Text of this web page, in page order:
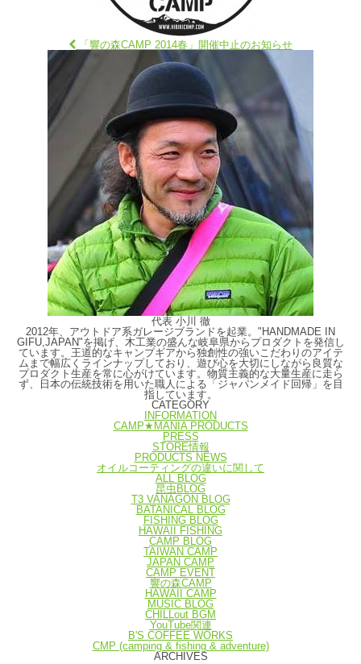
「響の森CAMP 2014春」開催中止のお知らせ
代表 小川 徹
2012年、アウトドア系ガレージブランドを起業。"HANDMADE IN
GIFU,JAPAN"を掲げ、木工業の盛んな岐阜県からプロダクトを発信し
ています。王道的なキャンプギアから独創性の強いこだわりのアイテ
ムまで幅広くラインナップしており、遊び心を大切にしながら良質な
プロダクト生産を常に心がけています。物質主義的な大量生産に走ら
ず、日本の伝統技術を用いた職人による「ジャパンメイド回帰」を目
指しています。
CATEGORY
INFORMATION
CAMP★MANIA PRODUCTS
PRESS
STORE情報
PRODUCTS NEWS
オイルコーティングの違いに関して
ALL BLOG
昆虫BLOG
T3 VANAGON BLOG
BATANICAL BLOG
FISHING BLOG
HAWAII FISHING
CAMP BLOG
TAIWAN CAMP
JAPAN CAMP
CAMP EVENT
響の森CAMP
HAWAII CAMP
MUSIC BLOG
CHILLout BGM
YouTube関連
B'S COFFEE WORKS
CMP (camping & fishing & adventure)
ARCHIVES